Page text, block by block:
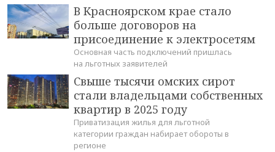
В Красноярском крае стало
больше договоров на
присоединение к электросетям
Основная часть подключений пришлась
на льготных заявителей
Свыше тысячи омских сирот
стали владельцами собственных
квартир в 2025 году
Приватизация жилья для льготной
категории граждан набирает обороты в
регионе